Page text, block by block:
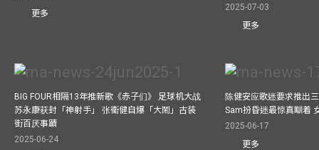
更多
2025-07-03
更多
BIG FOUR相隔13年推新歌《赤子们》 足球机大战
苏永康获封「神射手」 张衞健自爆「大鬧」古装
街百厌事蹟
2025-06-24
陈健安应歌迷要求推出
Sam扮昏迷最惊真瞓着
2025-06-17
更多